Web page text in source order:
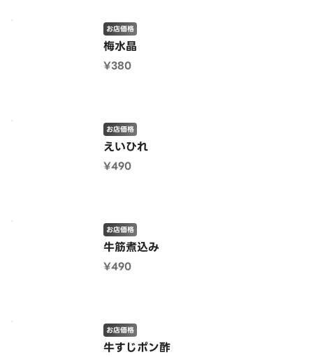
梅水晶
お店価格
¥380
えいひれ
お店価格
¥490
牛筋煮込み
お店価格
¥490
牛すじポン酢
お店価格